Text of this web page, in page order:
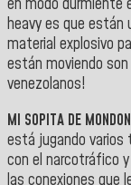
en modo durmiente
heavy es que están
material explosivo
están moviendo son
venezolanos!
MI SOPITA DE
está jugando varios
con el narcotráfico
las conexiones que